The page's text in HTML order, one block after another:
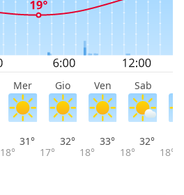
Mer Gio Ven Sab
18°
31°
17°
32°
18°
33°
18°
32°
18°